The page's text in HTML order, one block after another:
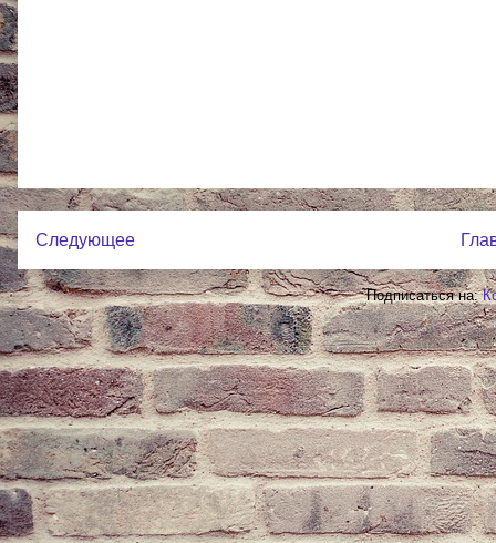
Следующее
Подписаться на: